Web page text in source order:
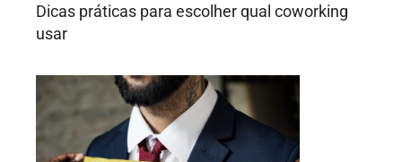
Dicas práticas para escolher qual coworking
usar